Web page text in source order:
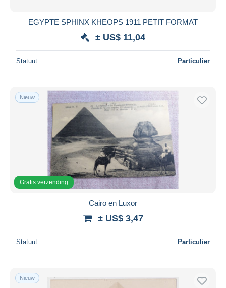
EGYPTE SPHINX KHEOPS 1911 PETIT FORMAT
± US$ 11,04
Statuut Particulier
Nieuw
Gratis verzending
Cairo en Luxor
± US$ 3,47
Statuut Particulier
Nieuw